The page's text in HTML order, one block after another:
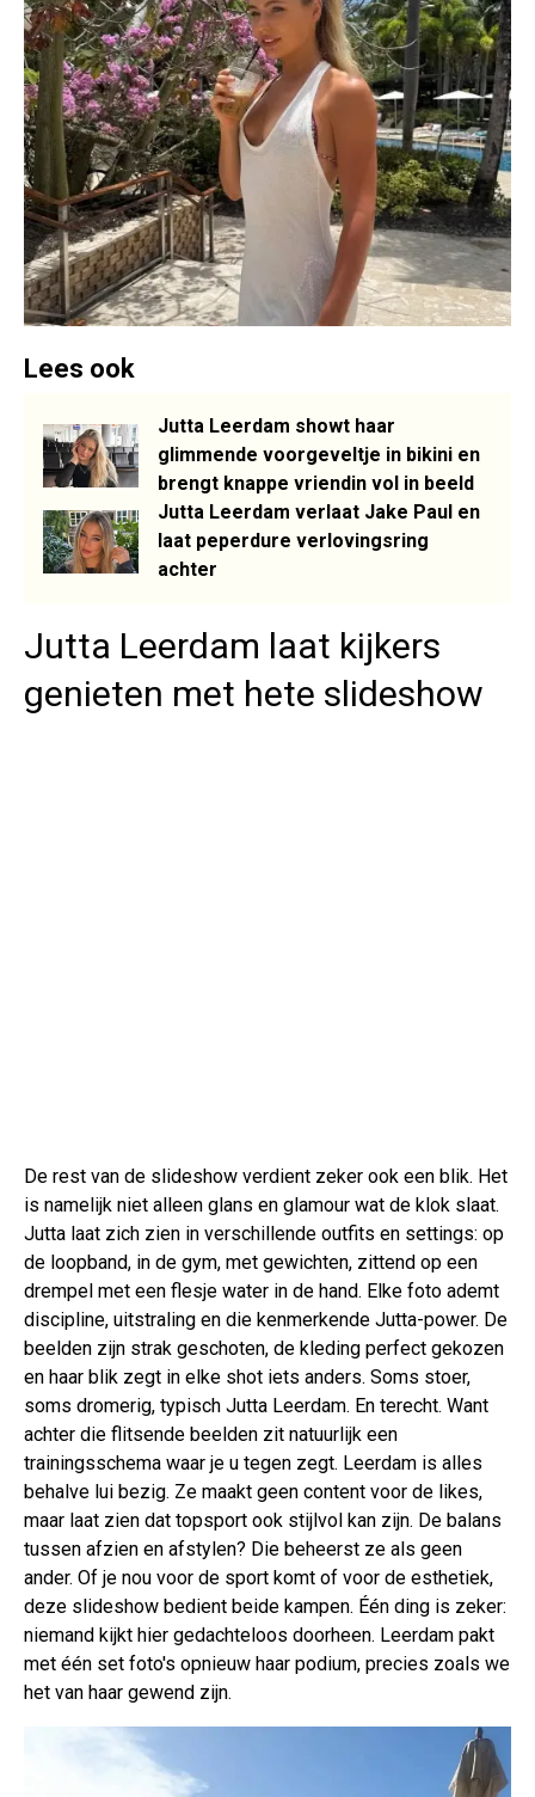
Lees ook
Jutta Leerdam showt haar
glimmende voorgeveltje in bikini en
brengt knappe vriendin vol in beeld
Jutta Leerdam verlaat Jake Paul en
laat peperdure verlovingsring
achter
Jutta Leerdam laat kijkers
genieten met hete slideshow
De rest van de slideshow verdient zeker ook een blik. Het
is namelijk niet alleen glans en glamour wat de klok slaat.
Jutta laat zich zien in verschillende outfits en settings: op
de loopband, in de gym, met gewichten, zittend op een
drempel met een flesje water in de hand. Elke foto ademt
discipline, uitstraling en die kenmerkende Jutta-power. De
beelden zijn strak geschoten, de kleding perfect gekozen
en haar blik zegt in elke shot iets anders. Soms stoer,
soms dromerig, typisch Jutta Leerdam. En terecht. Want
achter die flitsende beelden zit natuurlijk een
trainingsschema waar je u tegen zegt. Leerdam is alles
behalve lui bezig. Ze maakt geen content voor de likes,
maar laat zien dat topsport ook stijlvol kan zijn. De balans
tussen afzien en afstylen? Die beheerst ze als geen
ander. Of je nou voor de sport komt of voor de esthetiek,
deze slideshow bedient beide kampen. Één ding is zeker:
niemand kijkt hier gedachteloos doorheen. Leerdam pakt
met één set foto's opnieuw haar podium, precies zoals we
het van haar gewend zijn.